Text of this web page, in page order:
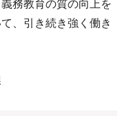
務教育の質の向上を
、引き続き強く働き